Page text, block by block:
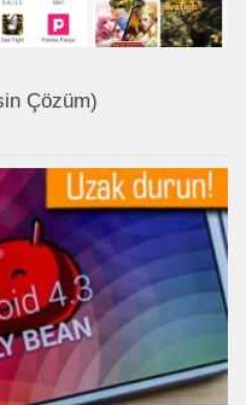
Çözüm)